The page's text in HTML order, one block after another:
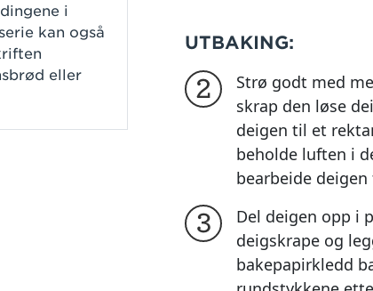
i
kan også
eller
UTBAKING:
2
Strø godt med
skrap den løse
deigen til et
beholde luften i
bearbeide
3
Del deigen opp i
deigskrape og
bakepapirkledd